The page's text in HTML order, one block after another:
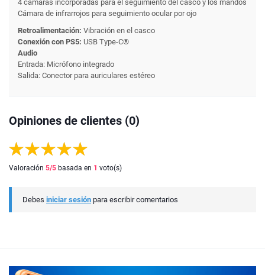
4 cámaras incorporadas para el seguimiento del casco y los mandos
Cámara de infrarrojos para seguimiento ocular por ojo
Retroalimentación: Vibración en el casco
Conexión con PS5: USB Type-C®
Audio
Entrada: Micrófono integrado
Salida: Conector para auriculares estéreo
Opiniones de clientes (0)
Valoración 5/5 basada en 1 voto(s)
Debes iniciar sesión para escribir comentarios